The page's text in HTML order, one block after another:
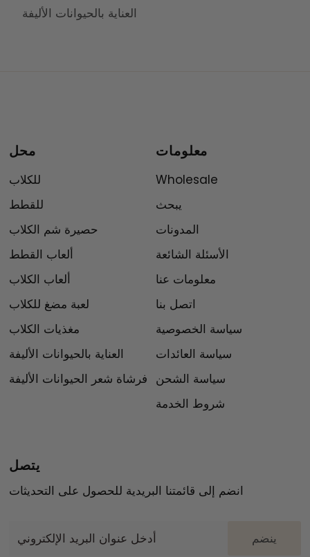
العناية بالحيوانات الأليفة
محل
للكلاب
للقطط
حصيرة شم الكلاب
ألعاب القطط
ألعاب الكلاب
لعبة مضغ للكلاب
مغذيات الكلاب
العناية بالحيوانات الأليفة
فرشاة شعر الحيوانات الأليفة
معلومات
Wholesale
يبحث
المدونات
الأسئلة الشائعة
معلومات عنا
اتصل بنا
سياسة الخصوصية
سياسة العائدات
سياسة الشحن
شروط الخدمة
يتصل
انضم إلى قائمتنا البريدية للحصول على التحديثات
عنوان